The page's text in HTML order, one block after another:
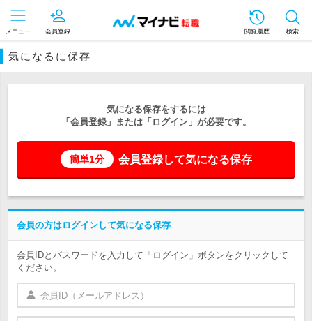
メニュー 会員登録 閲覧履歴 検索
気になるに保存
気になる保存をするには
「会員登録」または「ログイン」が必要です。
簡単1分 会員登録して気になる保存
会員の方はログインして気になる保存
会員IDとパスワードを入力して「ログイン」ボタンをクリックして
ください。